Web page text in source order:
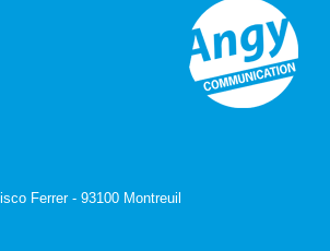
Ferrer - 93100 Montreuil